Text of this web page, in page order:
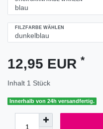
FILZFARBE WÄHLEN
12,95 EUR *
Inhalt 1 Stück
Innerhalb von 24h versandfertig.